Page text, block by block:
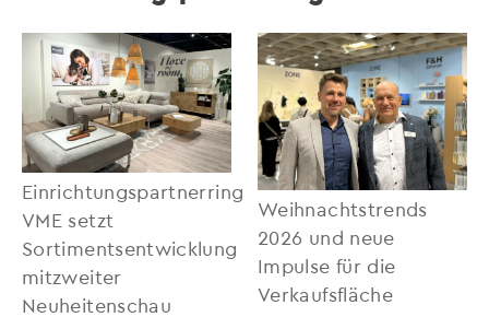
Einrichtungspartnerring
VME setzt
Sortimentsentwicklung
mitzweiter
Neuheitenschau
Weihnachtstrends
2026 und neue
Impulse für die
Verkaufsfläche